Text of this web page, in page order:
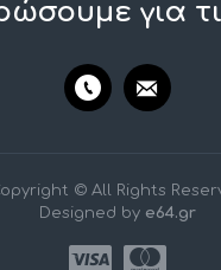
για
© All Rights
Designed by e64.gr